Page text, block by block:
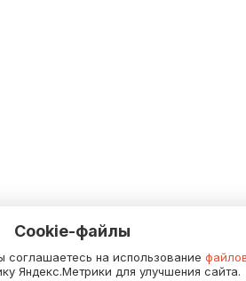
Cookie-файлы
на использование
Яндекс.Метрики для улучшения сайта.